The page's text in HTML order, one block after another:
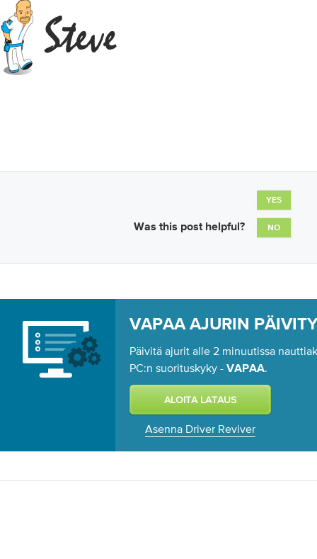
Was this post helpful?
YES
NO
VAPAA AJURIN
Päivitä ajurit alle 2 minuutissa
PC:n suorituskyky - VAPAA.
Asenna Driver Reviver